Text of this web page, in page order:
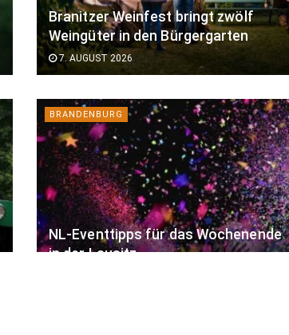
Branitzer Weinfest bringt zwölf
Weingüter in den Bürgergarten
7. AUGUST 2026
BRANDENBURG
NL-Eventtipps für das Wochenende
in der Lausitz